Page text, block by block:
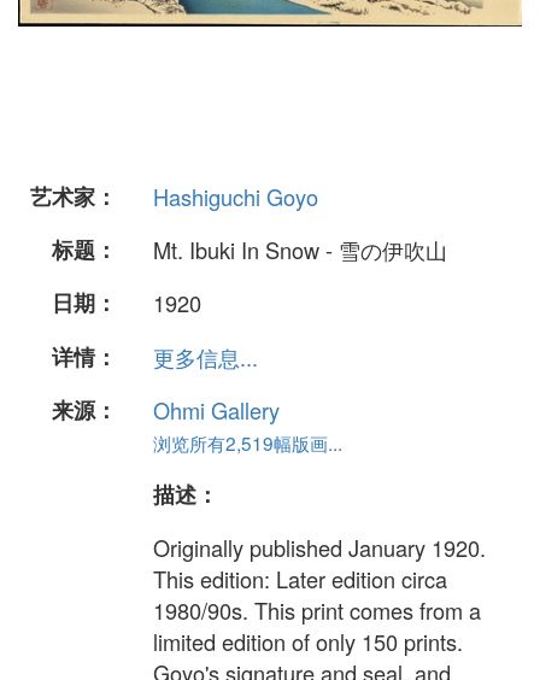
艺术家：
Hashiguchi Goyo
标题：
Mt. Ibuki In Snow - 雪の伊吹山
日期：
1920
详情：
更多信息...
来源：
Ohmi Gallery
浏览所有2,519幅版画...
描述：
Originally published January 1920.
This edition: Later edition circa
1980/90s. This print comes from a
limited edition of only 150 prints.
Goyo's signature and seal, and